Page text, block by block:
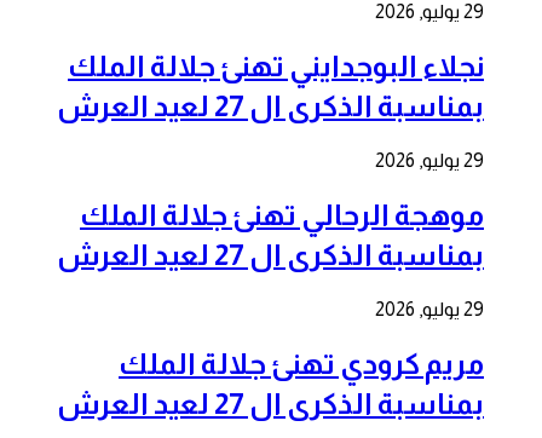
29 يوليو, 2026
نجلاء البوجدايني تهنئ جلالة الملك
بمناسبة الذكرى ال 27 لعيد العرش
29 يوليو, 2026
موهجة الرحالي تهنئ جلالة الملك
بمناسبة الذكرى ال 27 لعيد العرش
29 يوليو, 2026
مريم كرودي تهنئ جلالة الملك
بمناسبة الذكرى ال 27 لعيد العرش